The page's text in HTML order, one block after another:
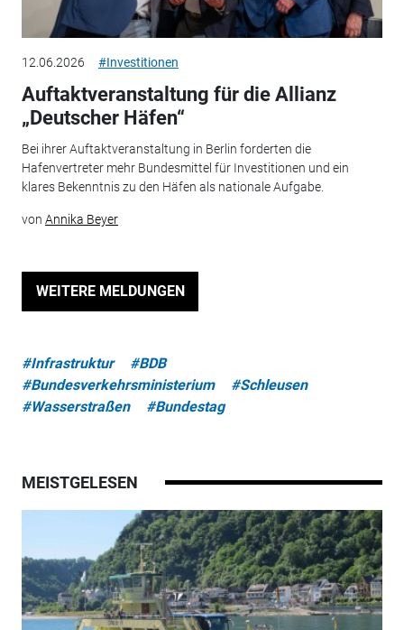
12.06.2026 #Investitionen
Auftaktveranstaltung für die Allianz
„Deutscher Häfen“
Bei ihrer Auftaktveranstaltung in Berlin forderten die
Hafenvertreter mehr Bundesmittel für Investitionen und ein
klares Bekenntnis zu den Häfen als nationale Aufgabe.
von Annika Beyer
WEITERE MELDUNGEN
#Infrastruktur
#BDB
#Bundesverkehrsministerium
#Schleusen
#Wasserstraßen
#Bundestag
MEISTGELESEN